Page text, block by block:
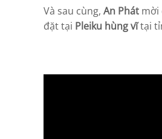
Và sau cùng, An Phát mời
đặt tại Pleiku hùng vĩtại